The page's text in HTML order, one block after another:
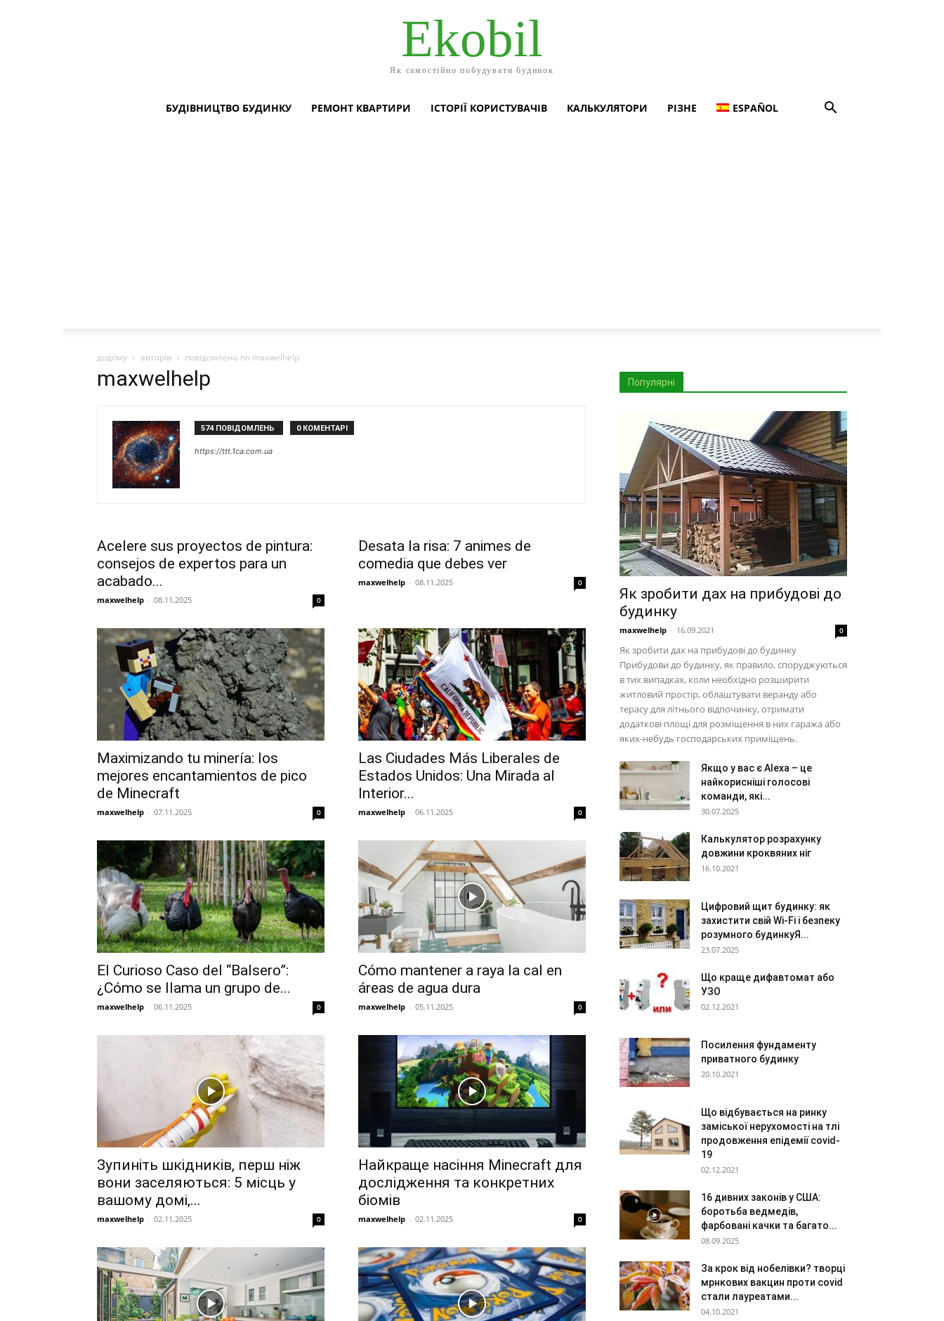
Ekobil
Як самостійно побудувати будинок
БУДІВНИЦТВО БУДИНКУ РЕМОНТ КВАРТИРИ ІСТОРІЇ КОРИСТУВАЧІВ КАЛЬКУЛЯТОРИ РІЗНЕ ESPAÑOL
додому авторів повідомлень по maxwelhelp
maxwelhelp
574 ПОВІДОМЛЕНЬ 0 КОМЕНТАРІ
https://ttt.1ca.com.ua
Acelere sus proyectos de pintura:
consejos de expertos para un
acabado...
maxwelhelp - 08.11.2025 0
Desata la risa: 7 animes de
comedia que debes ver
maxwelhelp - 08.11.2025 0
Maximizando tu minería: los
mejores encantamientos de pico
de Minecraft
maxwelhelp - 07.11.2025 0
Las Ciudades Más Liberales de
Estados Unidos: Una Mirada al
Interior...
maxwelhelp - 06.11.2025 0
El Curioso Caso del “Balsero”:
¿Cómo se llama un grupo de...
maxwelhelp - 06.11.2025 0
Cómo mantener a raya la cal en
áreas de agua dura
maxwelhelp - 05.11.2025 0
Зупиніть шкідників, перш ніж
вони заселяються: 5 місць у
вашому домі,...
maxwelhelp - 02.11.2025 0
Найкраще насіння Minecraft для
дослідження та конкретних
біомів
maxwelhelp - 02.11.2025 0
Популярні
Як зробити дах на прибудові до
будинку
maxwelhelp - 16.09.2021 0
Як зробити дах на прибудові до будинку
Прибудови до будинку, як правило, споруджуються
в тих випадках, коли необхідно розширити
житловий простір, облаштувати веранду або
терасу для літнього відпочинку, отримати
додаткові площі для розміщення в них гаража або
яких-небудь господарських приміщень.
Якщо у вас є Alexa – це
найкорисніші голосові
команди, які...
30.07.2025
Калькулятор розрахунку
довжини кроквяних ніг
16.10.2021
Цифровий щит будинку: як
захистити свій Wi-Fi і безпеку
розумного будинкуЯ...
23.07.2025
Що краще дифавтомат або
УЗО
02.12.2021
Посилення фундаменту
приватного будинку
20.10.2021
Що відбувається на ринку
заміської нерухомості на тлі
продовження епідемії covid-
19
02.12.2021
16 дивних законів у США:
боротьба ведмедів,
фарбовані качки та багато...
08.09.2025
За крок від нобелівки? творці
мрнкових вакцин проти covid
стали лауреатами...
04.10.2021